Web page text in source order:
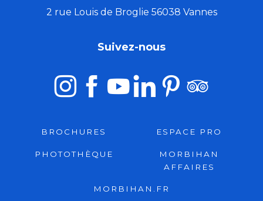
2 rue Louis de Broglie 56038 Vannes
Suivez-nous
BROCHURES ESPACE PRO
PHOTOTHÈQUE
MORBIHAN
AFFAIRES
MORBIHAN.FR